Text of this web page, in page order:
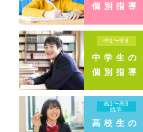
個別指導
中1〜中3
中学生の
個別指導
高1〜高3
既卒
高校生の